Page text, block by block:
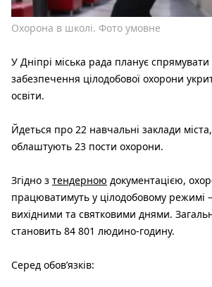
Охорона в школі. Фото умовне
У Дніпрі міська рада планує
забезпечення цілодобової охорони
освіти.
Йдеться про 22 навчальні заклади
облаштують 23 пости охорони.
Згідно з тендерною документацією,
працюватимуть у цілодобовому
вихідними та святковими днями.
становить 84 801 людино-годину.
Серед обов’язків: